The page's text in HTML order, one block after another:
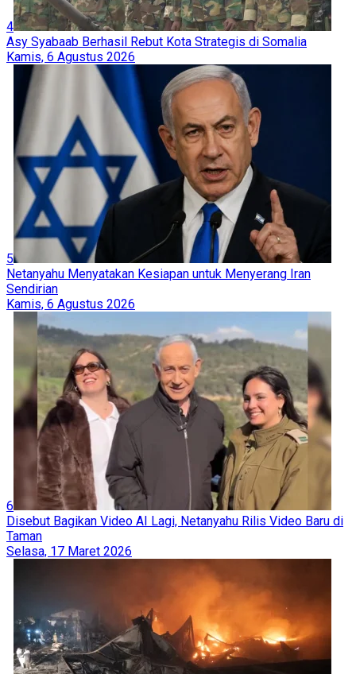
4
Asy Syabaab Berhasil Rebut Kota Strategis di Somalia
Kamis, 6 Agustus 2026
5
Netanyahu Menyatakan Kesiapan untuk Menyerang Iran
Sendirian
Kamis, 6 Agustus 2026
6
Disebut Bagikan Video AI Lagi, Netanyahu Rilis Video Baru di
Taman
Selasa, 17 Maret 2026